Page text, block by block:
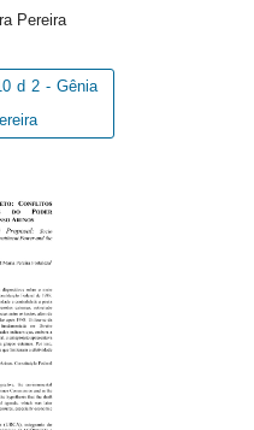
Pereira
d 2 - Gênia